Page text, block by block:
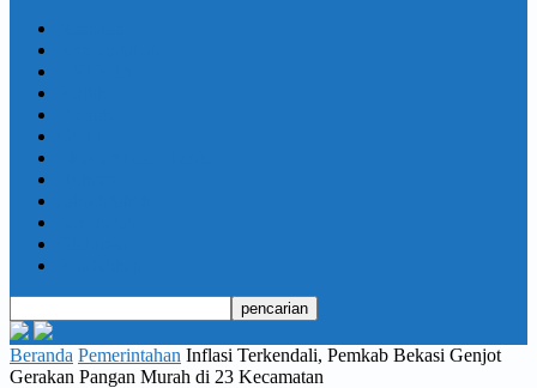
Beranda Pemerintahan Inflasi Terkendali, Pemkab Bekasi Genjot
Gerakan Pangan Murah di 23 Kecamatan